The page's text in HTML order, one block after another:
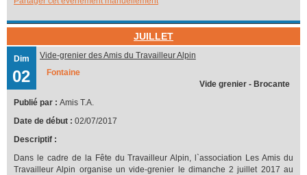
JUILLET
Dim
02
Vide-grenier des Amis du Travailleur Alpin
Fontaine
Vide grenier - Brocante
Publié par : Amis T.A.
Date de début : 02/07/2017
Descriptif :
Dans le cadre de la Fête du Travailleur Alpin, l`association Les Amis du
Travailleur Alpin organise un vide-grenier le dimanche 2 juillet 2017 au